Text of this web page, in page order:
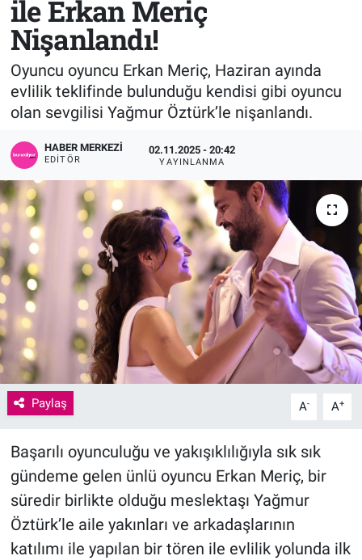
ile Erkan Meriç
Nişanlandı!
Oyuncu oyuncu Erkan Meriç, Haziran ayında
evlilik teklifinde bulunduğu kendisi gibi oyuncu
olan sevgilisi Yağmur Öztürk’le nişanlandı.
HABER MERKEZI
EDITÖR
02.11.2025 - 20:42
YAYINLANMA
Paylaş A- A+
Başarılı oyunculuğu ve yakışıklılığıyla sık sık
gündeme gelen ünlü oyuncu Erkan Meriç, bir
süredir birlikte olduğu meslektaşı Yağmur
Öztürk’le aile yakınları ve arkadaşlarının
katılımı ile yapılan bir tören ile evlilik yolunda ilk
Spor
Teknoloji
Tv Medya
KÜLTÜR SANAT